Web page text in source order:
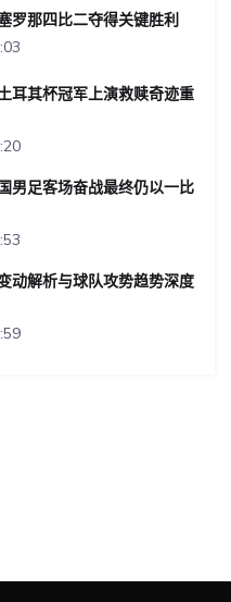
罗那四比二夺得关键胜利
耳其杯冠军上演救赎奇迹重
男足客场奋战最终仍以一比
动解析与球队攻势趋势深度